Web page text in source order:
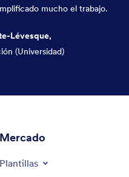
mucho el trabajo.
Lévesque,
(Universidad)
Mercado
Plantillas